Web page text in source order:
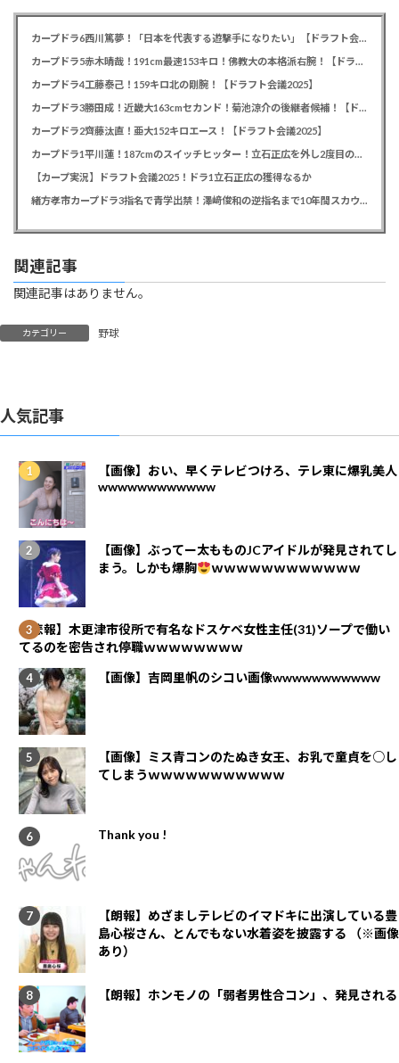
カープドラ6西川篤夢！「日本を代表する遊撃手になりたい」【ドラフト会議2025】
カープドラ5赤木晴哉！191cm最速153キロ！佛教大の本格派右腕！【ドラフト会議2025】
カープドラ4工藤泰己！159キロ北の剛腕！【ドラフト会議2025】
カープドラ3勝田成！近畿大163cmセカンド！菊池涼介の後継者候補！【ドラフト会議2025】
カープドラ2齊藤汰直！亜大152キロエース！【ドラフト会議2025】
カープドラ1平川蓮！187cmのスイッチヒッター！立石正広を外し2度目の重複も新井監督がクジを引き当てる！【ドラフト会議2025】
【カープ実況】ドラフト会議2025！ドラ1立石正広の獲得なるか
緒方孝市カープドラ3指名で青学出禁！澤﨑俊和の逆指名まで10年間スカウト出禁
関連記事
関連記事はありません。
カテゴリー 野球
人気記事
【画像】おい、早くテレビつけろ、テレ東に爆乳美人
wwwwwwwwwwww
【画像】ぶってー太もものJCアイドルが発見されてし
まう。しかも爆胸
ｗｗｗｗｗｗｗｗｗｗｗｗ
【悲報】木更津市役所で有名なドスケベ女性主任(31)ソープで働い
てるのを密告され停職ｗｗｗｗｗｗｗｗ
【画像】吉岡里帆のシコい画像wwwwwwwwwww
【画像】ミス青コンのたぬき女王、お乳で童貞を○し
てしまうｗｗｗｗｗｗｗｗｗｗｗ
Thank you !
【朗報】めざましテレビのイマドキに出演している豊
島心桜さん、とんでもない水着姿を披露する （※画像
あり）
【朗報】ホンモノの「弱者男性合コン」、発見される